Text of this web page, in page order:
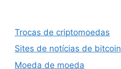
Trocas de criptomoedas
Sites de notícias de bitcoin
Moeda de moeda